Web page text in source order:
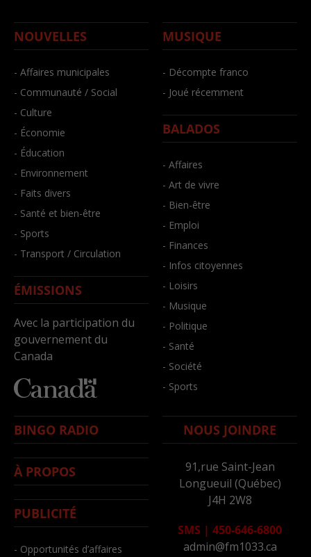
NOUVELLES
- Affaires municipales
- Communauté / Social
- Culture
- Économie
- Éducation
- Environnement
- Faits divers
- Santé et bien-être
- Sports
- Transport / Circulation
ÉMISSIONS
Avec la participation du
gouvernement du
Canada
MUSIQUE
- Décompte franco
- Joué récemment
BALADOS
- Affaires
- Art de vivre
- Bien-être
- Emploi
- Finances
- Infos citoyennes
- Loisirs
- Musique
- Politique
- Santé
- Société
- Sports
BINGO RADIO
À PROPOS
PUBLICITÉ
- Opportunités d’affaires
NOUS JOINDRE
91,rue Saint-Jean
Longueuil (Québec)
J4H 2W8
SMS | 450-646-6800
admin@fm1033.ca